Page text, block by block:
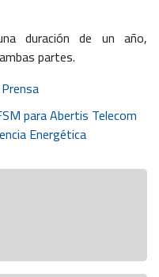
duración de un año,
partes.
para Abertis Telecom
Energética